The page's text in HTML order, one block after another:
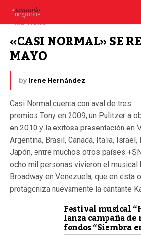
3 abril, 2024
428 Views
«CASI NORMAL» SE
MAYO
by Irene Hernández
Casi Normal cuenta con aval de tres
premios Tony en 2009, un Pulitzer a
en 2010 y la exitosa presentación en
Argentina, Brasil, Canadá, Italia, Israel,
Japón, entre muchos otros países
ocho mil personas vivieron el musical
Broadway en Venezuela, que en esta
protagoniza nuevamente la cantante
Festival musical
lanza campaña
fondos “Siembra